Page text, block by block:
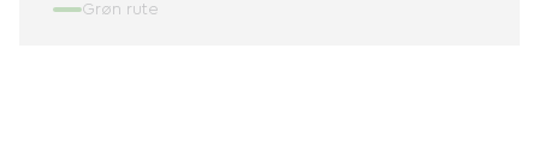
Grøn rute